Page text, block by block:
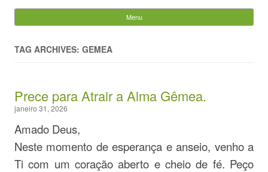
Evandro Legramonte
Menu
TAG ARCHIVES: GEMEA
Prece para Atrair a Alma Gêmea.
janeiro 31, 2026
Amado Deus,
Neste momento de esperança e anseio, venho a
Ti com um coração aberto e cheio de fé. Peço